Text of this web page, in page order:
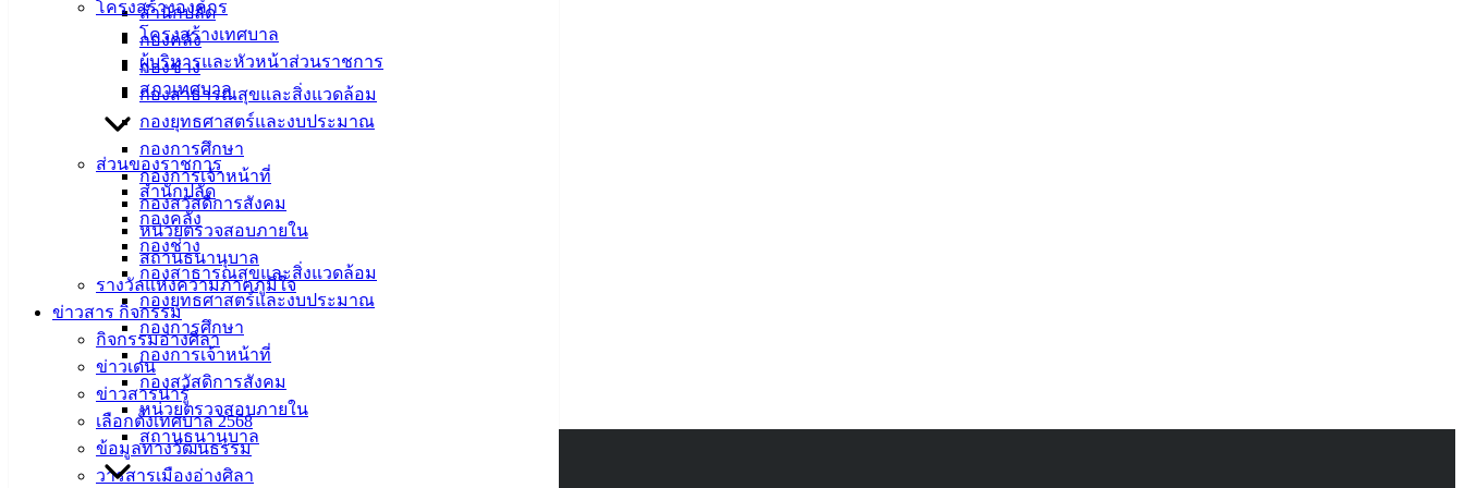
สำนักปลัด
กองคลัง
กองช่าง
กองสาธารณสุขและสิ่งแวดล้อม
กองยุทธศาสตร์และงบประมาณ
กองการศึกษา
กองการเจ้าหน้าที่
กองสวัสดิการสังคม
หน่วยตรวจสอบภายใน
สถานธนานุบาล
รางวัลแห่งความภาคภูมิใจ
ข่าวสาร กิจกรรม
กิจกรรมอ่างศิลา
ข่าวเด่น
ข่าวสารน่ารู้
เลือกตั้งเทศบาล 2568
ข้อมูลทางวัฒนธรรม
วารสารเมืองอ่างศิลา
โครงสร้างองค์กร
โครงสร้างเทศบาล
ผู้บริหารและหัวหน้าส่วนราชการ
สภาเทศบาล
ส่วนของราชการ
สำนักปลัด
กองคลัง
กองช่าง
กองสาธารณสุขและสิ่งแวดล้อม
กองยุทธศาสตร์และงบประมาณ
กองการศึกษา
กองการเจ้าหน้าที่
กองสวัสดิการสังคม
หน่วยตรวจสอบภายใน
สถานธนานุบาล
ซ่อมคอมพิวเตอร์ ครุภัณฑ์ 416-59-0095 ดาวน์โหลด
เทศบาลเมืองอ่างศิลา